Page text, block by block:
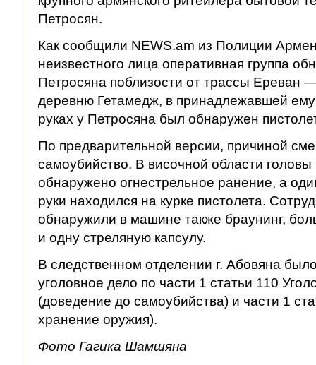
Петросян.
Как сообщили NEWS.am из Полиции
неизвестного лица оперативная группа
Петросяна поблизости от трассы Ереван
деревню Гетамедж, в принадлежавшей
руках у Петросяна был обнаружен
По предварительной версии, причиной
самоубийство. В височной области
обнаружено огнестрельное ранение, а
руки находился на курке пистолета.
обнаружили в машине также браунинг,
и одну стреляную капсулу.
В следственном отделении г. Абовяна
уголовное дело по части 1 статьи 110
(доведение до самоубийства) и части 1
хранение оружия).
Фото Гагика Шамшяна